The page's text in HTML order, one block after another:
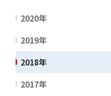
2020年
2019年
2018年
2017年